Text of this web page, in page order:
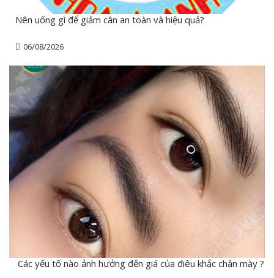
Nên uống gì để giảm cân an toàn và hiệu quả?
06/08/2026
Các yếu tố nào ảnh hưởng đến giá của điêu khắc chân mày ?